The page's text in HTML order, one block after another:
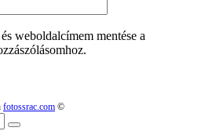
weboldalcímem mentése a
fotossrac.com ©